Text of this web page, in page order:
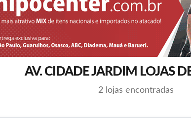
AV. CIDADE JARDIM LOJAS
2 lojas encontradas